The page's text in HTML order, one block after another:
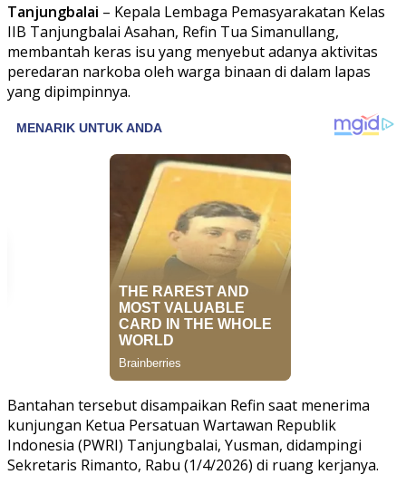
Tanjungbalai – Kepala Lembaga Pemasyarakatan Kelas
IIB Tanjungbalai Asahan, Refin Tua Simanullang,
membantah keras isu yang menyebut adanya aktivitas
peredaran narkoba oleh warga binaan di dalam lapas
yang dipimpinnya.
Bantahan tersebut disampaikan Refin saat menerima
kunjungan Ketua Persatuan Wartawan Republik
Indonesia (PWRI) Tanjungbalai, Yusman, didampingi
Sekretaris Rimanto, Rabu (1/4/2026) di ruang kerjanya.